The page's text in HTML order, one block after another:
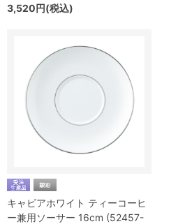
3,520円(税込)
キャビアホワイト ティーコーヒ
ー兼用ソーサー 16cm (52457-